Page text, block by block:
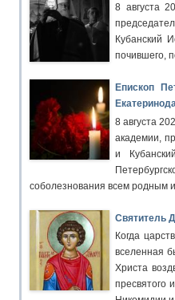
8 августа
Кубанский
почившего,
Епископ
8 августа
академии,
и
соболезнования всем родным
Святитель
Когда
вселенная
Христа
пресвятого